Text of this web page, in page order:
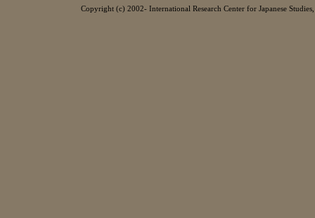
Copyright (c) 2002- International Research Center for Japanese